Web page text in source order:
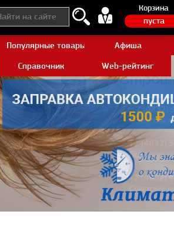
Корзина
пуста
Популярные товары AliexpressАфиша
Справочник
Web-рейтинг